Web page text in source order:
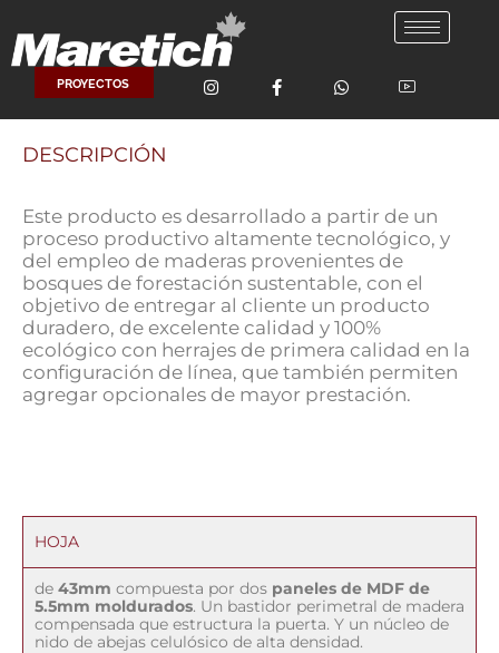
contenido
PROYECTOS
DESCRIPCIÓN
Este producto es desarrollado a partir de un
proceso productivo altamente tecnológico, y
del empleo de maderas provenientes de
bosques de forestación sustentable, con el
objetivo de entregar al cliente un producto
duradero, de excelente calidad y 100%
ecológico con herrajes de primera calidad en la
configuración de línea, que también permiten
agregar opcionales de mayor prestación.
HOJA
de 43mm compuesta por dos paneles de MDF de
5.5mm moldurados. Un bastidor perimetral de madera
compensada que estructura la puerta. Y un núcleo de
nido de abejas celulósico de alta densidad.